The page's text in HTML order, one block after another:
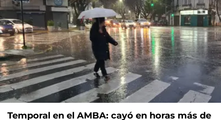
Temporal en el AMBA: cayó en horas más de